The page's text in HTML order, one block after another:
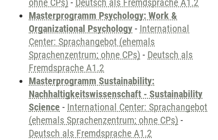
ohne CPs) - Deutsch als Fremdsprache A1.2
Masterprogramm Psychology: Work &
Organizational Psychology - International
Center: Sprachangebot (ehemals
Sprachenzentrum; ohne CPs) - Deutsch als
Fremdsprache A1.2
Masterprogramm Sustainability:
Nachhaltigkeitswissenschaft - Sustainability
Science - International Center: Sprachangebot
(ehemals Sprachenzentrum; ohne CPs) -
Deutsch als Fremdsprache A1.2